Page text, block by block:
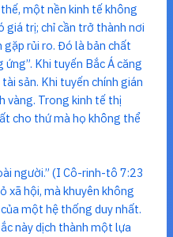
một nền kinh tế không
trị; chỉ cần trở thành nơi
rủi ro. Đó là bản chất
Khi tuyến Bắc Á căng
sản. Khi tuyến chính gián
vàng. Trong kinh tế thị
cho thứ mà họ không thể
người.” (I Cô-rinh-tô 7:23
xã hội, mà khuyên không
một hệ thống duy nhất.
này dịch thành một lựa